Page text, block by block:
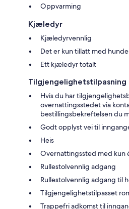
Oppvarming
Kjæledyr
Kjæledyrvennlig
Det er kun tillatt med
Ett kjæledyr totalt
Tilgjengelighetstilpasning
Hvis du har
overnattingsstedet via
bestillingsbekreftelsen du
Godt opplyst vei til
Heis
Overnattingssted med kun
Rullestolvennlig adgang
Rullestolvennlig adgang til
Tilgjengelighetstilpasset
Trappefri adkomst til